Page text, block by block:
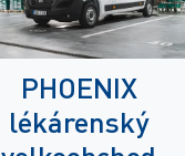
PHOENIX
lékárenský